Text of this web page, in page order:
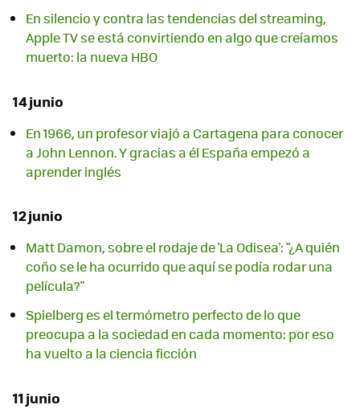
En silencio y contra las tendencias del streaming,
Apple TV se está convirtiendo en algo que creíamos
muerto: la nueva HBO
14 junio
En 1966, un profesor viajó a Cartagena para conocer
a John Lennon. Y gracias a él España empezó a
aprender inglés
12 junio
Matt Damon, sobre el rodaje de 'La Odisea': "¿A quién
coño se le ha ocurrido que aquí se podía rodar una
película?"
Spielberg es el termómetro perfecto de lo que
preocupa a la sociedad en cada momento: por eso
ha vuelto a la ciencia ficción
11 junio